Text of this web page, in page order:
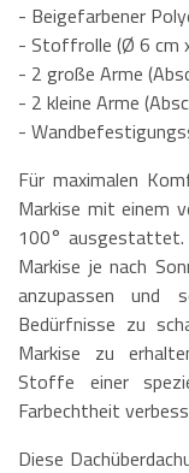
- Beigefarbener
- Stoffrolle (Ø 6 cm
- 2 große Arme
- 2 kleine Arme
-
Für maximalen
Markise mit einem
100° ausgestattet.
Markise je nach
anzupassen und
Bedürfnisse zu
Markise zu
Stoffe einer
Farbechtheit
Diese